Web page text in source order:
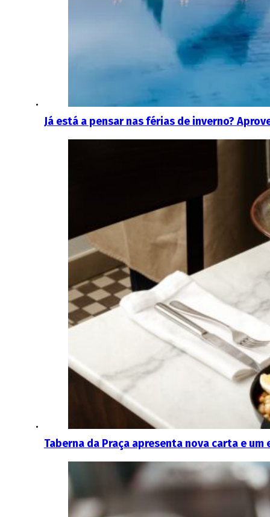
Já está a pensar nas férias de inverno?
Taberna da Praça apresenta nova carta e